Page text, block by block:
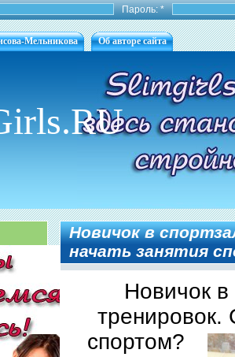
Пароль:*
Мельникова Об авторе сайта
Новичок в
начать занятия
Новичок
тренировок.
спортом?